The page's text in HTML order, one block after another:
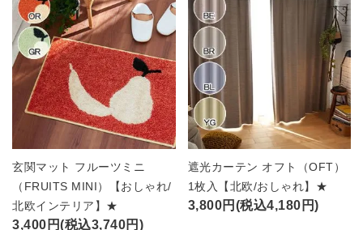
玄関マット フルーツミニ
（FRUITS MINI）【おしゃれ/
北欧インテリア】★
3,400円(税込3,740円)
遮光カーテン オフト（OFT）
1枚入【北欧/おしゃれ】★
3,800円(税込4,180円)